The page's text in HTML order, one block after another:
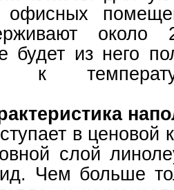
будет из него
к
в ценовой
слой
Чем больше